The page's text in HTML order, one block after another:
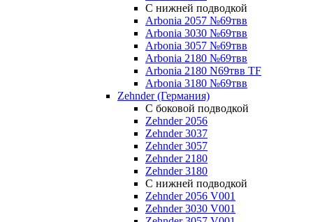
С нижней подводкой
Arbonia 2057 №69твв
Arbonia 3030 №69твв
Arbonia 3057 №69твв
Arbonia 2180 №69твв
Arbonia 2180 N69твв TF
Arbonia 3180 №69твв
Zehnder (Германия)
С боковой подводкой
Zehnder 2056
Zehnder 3037
Zehnder 3057
Zehnder 2180
Zehnder 3180
С нижней подводкой
Zehnder 2056 V001
Zehnder 3030 V001